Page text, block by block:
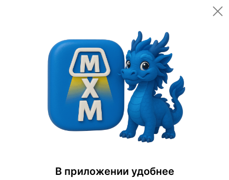
В приложении удобнее
Открыть
Категории
Мебель для дома и офиса
Освещение для дома
Настенные светильники
Люстра бар Интернет-кафе магазин